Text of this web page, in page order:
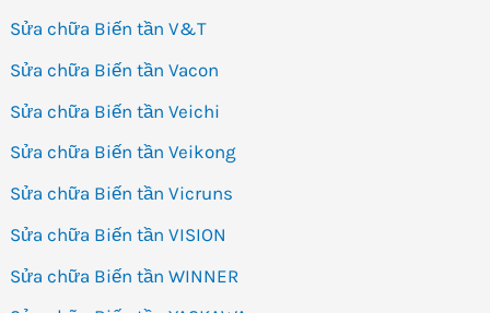
Sửa chữa Biến tần V&T
Sửa chữa Biến tần Vacon
Sửa chữa Biến tần Veichi
Sửa chữa Biến tần Veikong
Sửa chữa Biến tần Vicruns
Sửa chữa Biến tần VISION
Sửa chữa Biến tần WINNER